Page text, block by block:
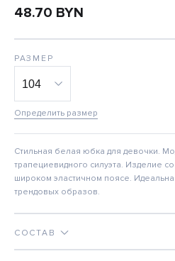
48.70 BYN
РАЗМЕР
Определить размер
Стильная белая юбка для девочки.
трапециевидного силуэта. Изделие
широком эластичном поясе.
трендовых образов.
СОСТАВ